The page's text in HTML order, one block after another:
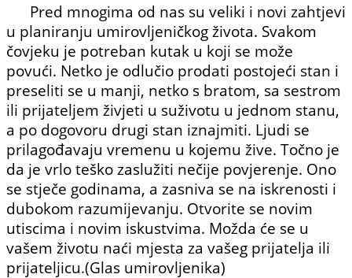
Pred mnogima od nas su veliki i novi zahtjevi
u plani­ranju umirovljeničkog života. Svakom
čovjeku je potreban kutak u koji se može
povući. Netko je odlučio prodati posto­jeći stan i
preseliti se u manji, netko s bratom, sa sestrom
ili prijateljem živjeti u suživotu u jednom stanu,
a po dogovoru drugi stan iznajmiti. Ljudi se
prilagođavaju vremenu u kojemu žive. Točno je
da je vrlo teško zaslužiti nečije povjerenje. Ono
se stječe godinama, a zasniva se na iskrenosti i
dubokom ra­zumijevanju. Otvorite se novim
utiscima i novim iskustvima. Možda će se u
vašem životu naći mjesta za vašeg prijatelja ili
prijateljicu.(Glas umirovljenika)